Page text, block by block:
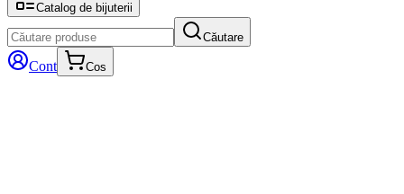
Catalog de bijuterii
Căutare
Cont Cos